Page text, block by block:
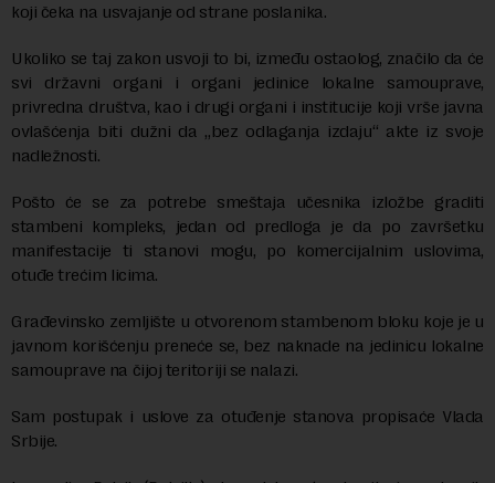
koji čeka na usvajanje od strane poslanika.
Ukoliko se taj zakon usvoji to bi, između ostaolog, značilo da će
svi državni organi i organi jedinice lokalne samouprave,
privredna društva, kao i drugi organi i institucije koji vrše javna
ovlašćenja biti dužni da „bez odlaganja izdaju“ akte iz svoje
nadležnosti.
Pošto će se za potrebe smeštaja učesnika izložbe graditi
stambeni kompleks, jedan od predloga je da po završetku
manifestacije ti stanovi mogu, po komercijalnim uslovima,
otuđe trećim licima.
Građevinsko zemljište u otvorenom stambenom bloku koje je u
javnom korišćenju preneće se, bez naknade na jedinicu lokalne
samouprave na čijoj teritoriji se nalazi.
Sam postupak i uslove za otuđenje stanova propisaće Vlada
Srbije.